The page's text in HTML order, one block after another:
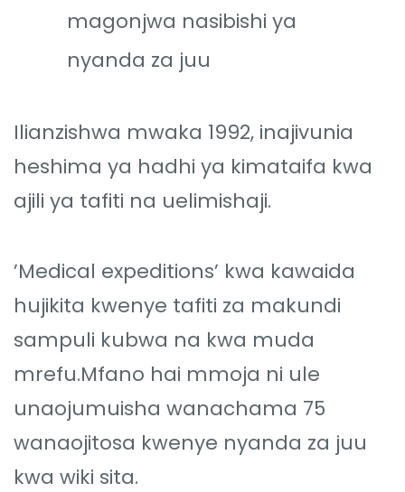
magonjwa nasibishi ya
nyanda za juu
Ilianzishwa mwaka 1992, inajivunia
heshima ya hadhi ya kimataifa kwa
ajili ya tafiti na uelimishaji.
’Medical expeditions’ kwa kawaida
hujikita kwenye tafiti za makundi
sampuli kubwa na kwa muda
mrefu.Mfano hai mmoja ni ule
unaojumuisha wanachama 75
wanaojitosa kwenye nyanda za juu
kwa wiki sita.